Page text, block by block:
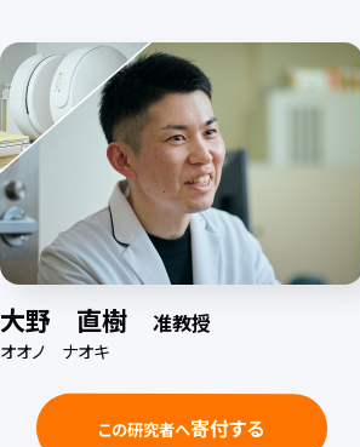
大野 直樹 准教授
オオノ ナオキ
この研究者へ寄付する